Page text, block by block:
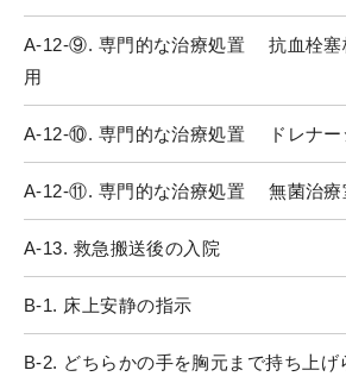
A-12-⑨. 専門的な治療処置 抗血栓塞
用
A-12-⑩. 専門的な治療処置 ドレナー
A-12-⑪. 専門的な治療処置 無菌治療
A-13. 救急搬送後の入院
B-1. 床上安静の指示
B-2. どちらかの手を胸元まで持ち上げ